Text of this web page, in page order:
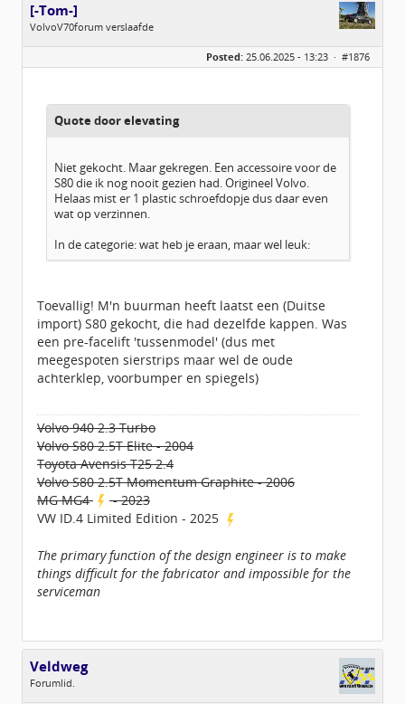
[-Tom-]
VolvoV70forum verslaafde
Geslacht:
Leeftijd:
39
Geregistreerd: 10 / 2013
Posted: 25.06.2025 - 13:23 · #1876
Quote door elevating
Niet gekocht. Maar gekregen. Een accessoire voor de
S80 die ik nog nooit gezien had. Origineel Volvo.
Helaas mist er 1 plastic schroefdopje dus daar even
wat op verzinnen.
In de categorie: wat heb je eraan, maar wel leuk:
Toevallig! M'n buurman heeft laatst een (Duitse
import) S80 gekocht, die had dezelfde kappen. Was
een pre-facelift 'tussenmodel' (dus met
meegespoten sierstrips maar wel de oude
achterklep, voorbumper en spiegels)
Volvo 940 2.3 Turbo
Volvo S80 2.5T Elite - 2004
Toyota Avensis T25 2.4
Volvo S80 2.5T Momentum Graphite - 2006
MG MG4
- 2023
VW ID.4 Limited Edition - 2025
The primary function of the design engineer is to make
things difficult for the fabricator and impossible for the
serviceman
Veldweg
Forumlid.